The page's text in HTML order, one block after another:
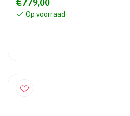
€779,00
Op voorraad